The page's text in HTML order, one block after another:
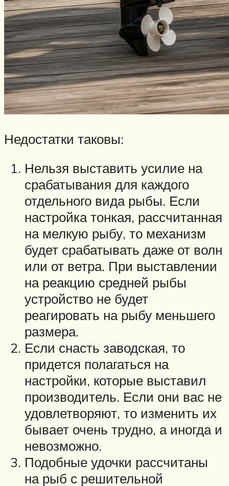
Недостатки таковы:
Нельзя выставить усилие на
срабатывания для каждого
отдельного вида рыбы. Если
настройка тонкая, рассчитанная
на мелкую рыбу, то механизм
будет срабатывать даже от волн
или от ветра. При выставлении
на реакцию средней рыбы
устройство не будет
реагировать на рыбу меньшего
размера.
Если снасть заводская, то
придется полагаться на
настройки, которые выставил
производитель. Если они вас не
удовлетворяют, то изменить их
бывает очень трудно, а иногда и
невозможно.
Подобные удочки рассчитаны
на рыб с решительной